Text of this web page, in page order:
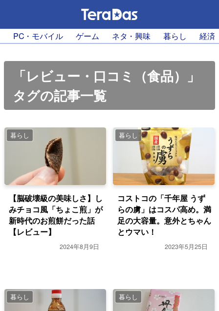
PC・モバイル ゲーム ネタ・興味 暮らし 経済
「レビュー・口コミ（食品）」
タグの記事一覧
暮らし
【脳破壊級の美味しさ】し
みチョコ風「ちょこ煎」が
新時代のお煎餅だった話
【レビュー】
2024年8月9日
暮らし
コストコの「千年屋 うず
らの虜」はコスパ高め。満
足の大容量。意外とちゃん
とウマい！
2023年5月25日
暮らし 暮らし